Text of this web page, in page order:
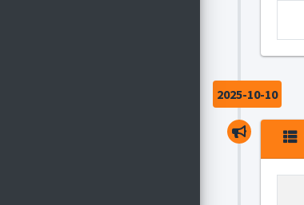
2025-10-10